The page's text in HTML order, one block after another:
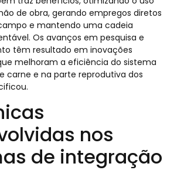
de obra, gerando empregos diretos
e mantendo uma cadeia
Os avanços em pesquisa e
têm resultado em inovações
melhoram a eficiência do sistema
carne e na parte reprodutiva dos
nos
de integração